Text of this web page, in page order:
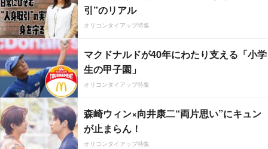
引”のリアル
オリコンタイアップ特集
マクドナルドが40年にわたり支える「小学
生の甲子園」
オリコンタイアップ特集
森崎ウィン×向井康二“両片思い”にキュン
が止まらん！
オリコンタイアップ特集